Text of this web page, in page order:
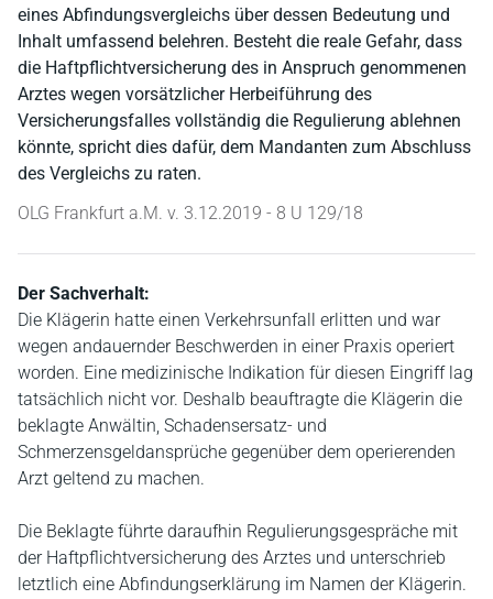
eines Abfindungsvergleichs über dessen Bedeutung und
Inhalt umfassend belehren. Besteht die reale Gefahr, dass
die Haftpflichtversicherung des in Anspruch genommenen
Arztes wegen vorsätzlicher Herbeiführung des
Versicherungsfalles vollständig die Regulierung ablehnen
könnte, spricht dies dafür, dem Mandanten zum Abschluss
des Vergleichs zu raten.
OLG Frankfurt a.M. v. 3.12.2019 - 8 U 129/18
Der Sachverhalt:
Die Klägerin hatte einen Verkehrsunfall erlitten und war
wegen andauernder Beschwerden in einer Praxis operiert
worden. Eine medizinische Indikation für diesen Eingriff lag
tatsächlich nicht vor. Deshalb beauftragte die Klägerin die
beklagte Anwältin, Schadensersatz- und
Schmerzensgeldansprüche gegenüber dem operierenden
Arzt geltend zu machen.
Die Beklagte führte daraufhin Regulierungsgespräche mit
der Haftpflichtversicherung des Arztes und unterschrieb
letztlich eine Abfindungserklärung im Namen der Klägerin.